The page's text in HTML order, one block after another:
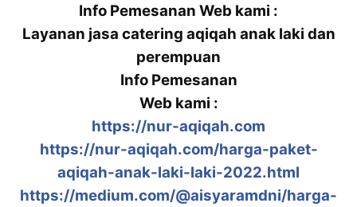
Info Pemesanan Web kami :
Layanan jasa catering aqiqah anak laki dan
perempuan
Info Pemesanan
Web kami :
https://nur-aqiqah.com
https://nur-aqiqah.com/harga-paket-
aqiqah-anak-laki-laki-2022.html
https://medium.com/@aisyaramdni/harga-